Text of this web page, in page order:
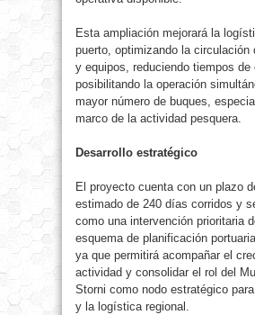
Esta ampliación mejorará la
puerto, optimizando la circulación
y equipos, reduciendo tiempos de
posibilitando la operación
mayor número de buques,
marco de la actividad pesquera.
Desarrollo estratégico
El proyecto cuenta con un plazo
estimado de 240 días corridos y
como una intervención prioritaria
esquema de planificación
ya que permitirá acompañar el
actividad y consolidar el rol del
Storni como nodo estratégico
y la logística regional.